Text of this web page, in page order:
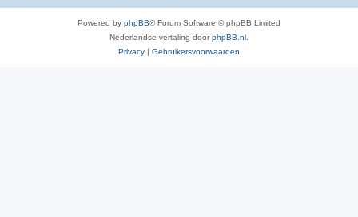
Powered by phpBB® Forum Software © phpBB Limited
Nederlandse vertaling doorphpBB.nl
Privacy | Gebruikersvoorwaarden